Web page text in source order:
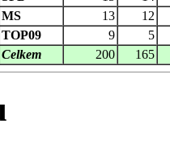
MS
13
12
TOP09
9
5
Celkem
200 165